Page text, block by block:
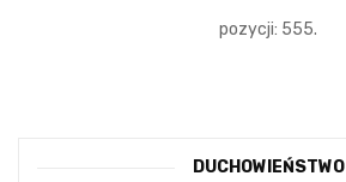
pozycji: 555.
DUCHOWIEŃSTWO